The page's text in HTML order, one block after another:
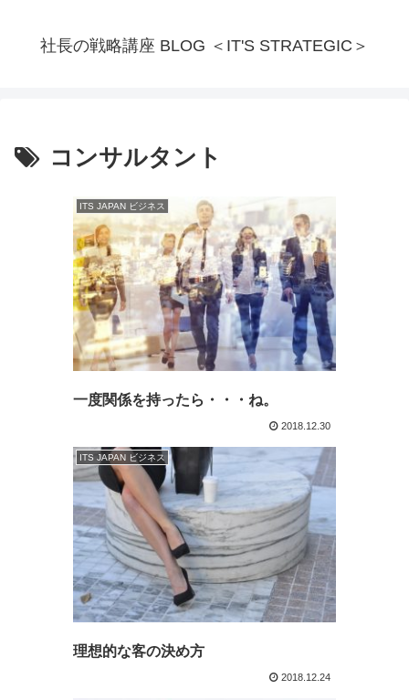
社長の戦略講座 BLOG ＜IT'S STRATEGIC＞
コンサルタント
ITS JAPAN ビジネス
一度関係を持ったら・・・ね。
2018.12.30
ITS JAPAN ビジネス
理想的な客の決め方
2018.12.24